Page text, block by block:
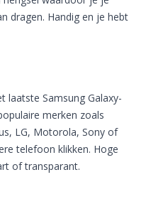
dragen. Handig en je hebt
laatste Samsung Galaxy-
merken zoals
LG, Motorola, Sony of
telefoon klikken. Hoge
of transparant.